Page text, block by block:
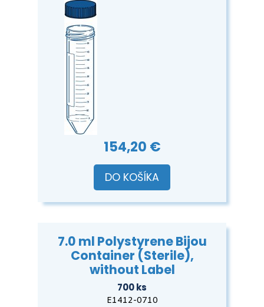
154,20 €
DO KOŠÍKA
7.0 ml Polystyrene Bijou
Container (Sterile),
without Label
700 ks
E1412-0710